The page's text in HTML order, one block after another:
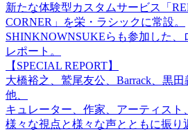
新たな体験型カスタムサービス「
CORNER」を栄・ラシックに常設。
SHINKNOWNSUKEらも参加した、
レポート。
【SPECIAL REPORT】
大橋裕之、鷲尾友公、Barrack、黒田
他、
キュレーター、作家、アーティスト
様々な視点と様々な声とともに振り